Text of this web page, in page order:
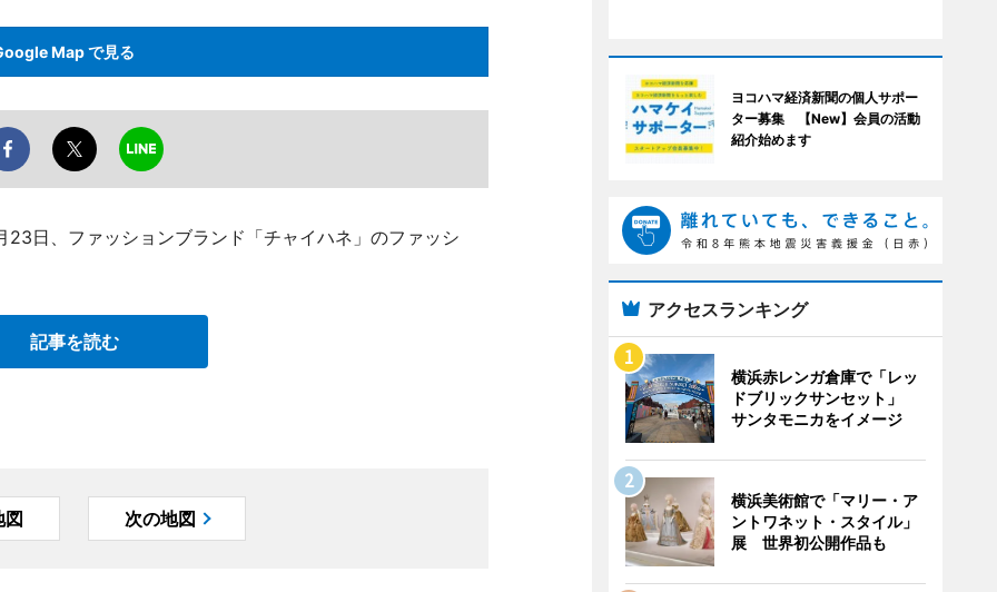
Map で見る
日、ファッションブランド「チャイハネ」のファッシ
記事を読む
図 次の地図
ヨコハマ経済新聞の個人サポー
ター募集 【New】会員の活動
紹介始めます
アクセスランキング
横浜赤レンガ倉庫で「レッ
ドブリックサンセット」
サンタモニカをイメージ
横浜美術館で「マリー・ア
ントワネット・スタイル」
展 世界初公開作品も